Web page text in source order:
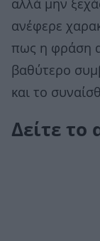
αλλά μην
ανέφερε
πως η φράση
βαθύτερο
και το
Δείτε